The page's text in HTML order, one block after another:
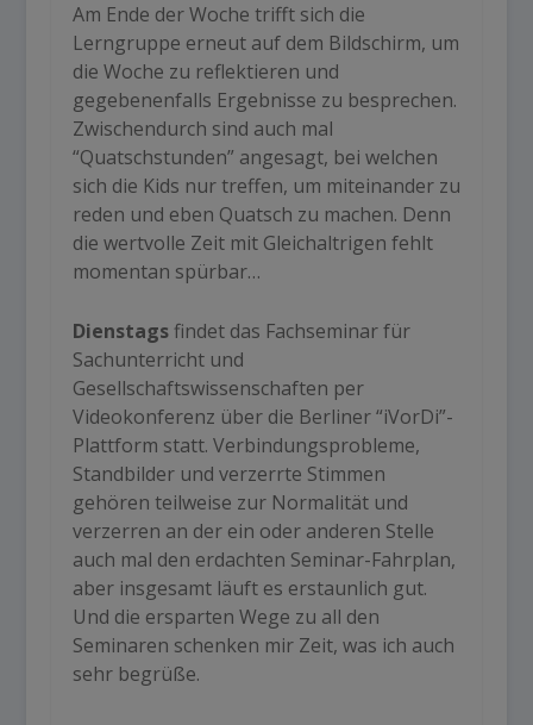
Am Ende der Woche trifft sich die
Lerngruppe erneut auf dem Bildschirm, um
die Woche zu reflektieren und
gegebenenfalls Ergebnisse zu besprechen.
Zwischendurch sind auch mal
“Quatschstunden” angesagt, bei welchen
sich die Kids nur treffen, um miteinander zu
reden und eben Quatsch zu machen. Denn
die wertvolle Zeit mit Gleichaltrigen fehlt
momentan spürbar…
Dienstagsfindet das Fachseminar für
Sachunterricht und
Gesellschaftswissenschaften per
Videokonferenz über die Berliner “iVorDi”-
Plattform statt. Verbindungsprobleme,
Standbilder und verzerrte Stimmen
gehören teilweise zur Normalität und
verzerren an der ein oder anderen Stelle
auch mal den erdachten Seminar-Fahrplan,
aber insgesamt läuft es erstaunlich gut.
Und die ersparten Wege zu all den
Seminaren schenken mir Zeit, was ich auch
sehr begrüße.